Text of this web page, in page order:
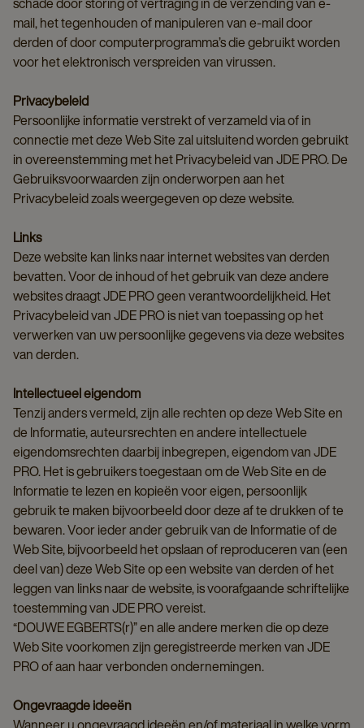
mail, het tegenhouden of manipuleren van e-mail door
derden of door computerprogramma’s die gebruikt worden
voor het elektronisch verspreiden van virussen.
Privacybeleid
Persoonlijke informatie verstrekt of verzameld via of in
connectie met deze Web Site zal uitsluitend worden gebruikt
in overeenstemming met het Privacybeleid van JDE PRO. De
Gebruiksvoorwaarden zijn onderworpen aan het
Privacybeleid zoals weergegeven op deze website.
Links
Deze website kan links naar internet websites van derden
bevatten. Voor de inhoud of het gebruik van deze andere
websites draagt JDE PRO geen verantwoordelijkheid. Het
Privacybeleid van JDE PRO is niet van toepassing op het
verwerken van uw persoonlijke gegevens via deze websites
van derden.
Intellectueel eigendom
Tenzij anders vermeld, zijn alle rechten op deze Web Site en
de Informatie, auteursrechten en andere intellectuele
eigendomsrechten daarbij inbegrepen, eigendom van JDE
PRO. Het is gebruikers toegestaan om de Web Site en de
Informatie te lezen en kopieën voor eigen, persoonlijk
gebruik te maken bijvoorbeeld door deze af te drukken of te
bewaren. Voor ieder ander gebruik van de Informatie of de
Web Site, bijvoorbeeld het opslaan of reproduceren van (een
deel van) deze Web Site op een website van derden of het
leggen van links naar de website, is voorafgaande schriftelijke
toestemming van JDE PRO vereist.
“DOUWE EGBERTS(r)” en alle andere merken die op deze
Web Site voorkomen zijn geregistreerde merken van JDE
PRO of aan haar verbonden ondernemingen.
Ongevraagde ideeën